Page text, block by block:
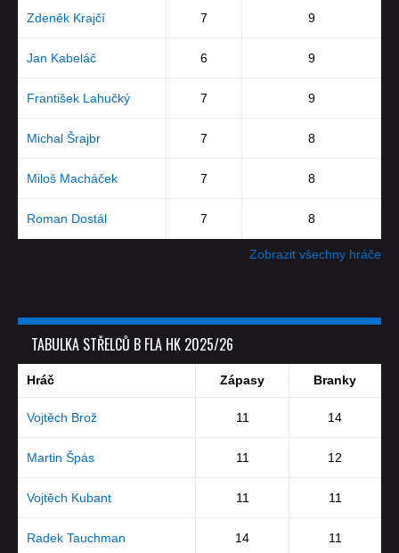
Zdeněk Krajčí 7 9
Jan Kabeláč 6 9
František Lahučký 7 9
Michal Šrajbr 7 8
Miloš Macháček 7 8
Roman Dostál 7 8
Zobrazit všechny hráče
TABULKA STŘELCŮ B FLA HK 2025/26
Hráč Zápasy Branky
Vojtěch Brož 11 14
Martin Špás 11 12
Vojtěch Kubant 11 11
Radek Tauchman 14 11